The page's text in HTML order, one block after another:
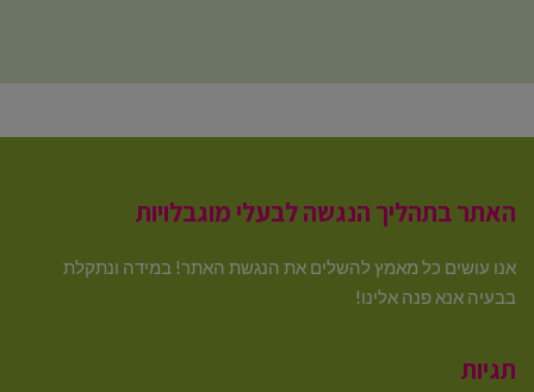
האתר בתהליך הנגשה לבעלי מוגבלויות
אנו עושים כל מאמץ להשלים את הנגשת האתר! במידה ונתקלת
בבעיה אנא פנה אלינו!
תגיות